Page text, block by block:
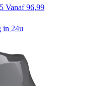
Vanaf 96,99
in 24u